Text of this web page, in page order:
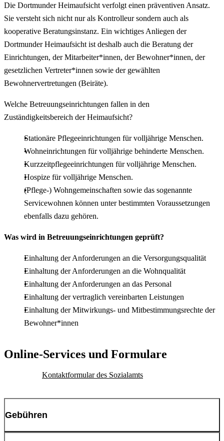
Die Dortmunder Heimaufsicht verfolgt einen präventiven Ansatz.
Sie versteht sich nicht nur als Kontrolleur sondern auch als
kooperative Beratungsinstanz. Ein wichtiges Anliegen der
Dortmunder Heimaufsicht ist deshalb auch die Beratung der
Einrichtungen, der Mitarbeiter*innen, der Bewohner*innen, der
gesetzlichen Vertreter*innen sowie der gewählten
Bewohnervertretungen (Beiräte).
Welche Betreuungseinrichtungen fallen in den
Zuständigkeitsbereich der Heimaufsicht?
Stationäre Pflegeeinrichtungen für volljährige Menschen.
Wohneinrichtungen für volljährige behinderte Menschen.
Kurzzeitpflegeeinrichtungen für volljährige Menschen.
Hospize für volljährige Menschen.
(Pflege-) Wohngemeinschaften sowie das sogenannte
Servicewohnen können unter bestimmten Voraussetzungen
ebenfalls dazu gehören.
Was wird in Betreuungseinrichtungen geprüft?
Einhaltung der Anforderungen an die Versorgungsqualität
Einhaltung der Anforderungen an die Wohnqualität
Einhaltung der Anforderungen an das Personal
Einhaltung der vertraglich vereinbarten Leistungen
Einhaltung der Mitwirkungs- und Mitbestimmungsrechte der
Bewohner*innen
Online-Services und Formulare
Kontaktformular des Sozialamts
Gebühren